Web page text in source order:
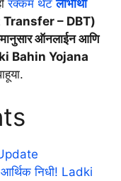
रक्कम थेटलाभार्थी
– DBT)
ऑनलाईन आणि
Bahin Yojana
आर्थिक निधी! Ladki